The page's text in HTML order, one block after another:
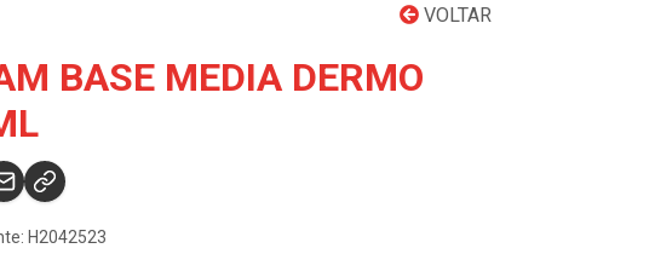
VOLTAR
BASE MEDIA DERMO
H2042523